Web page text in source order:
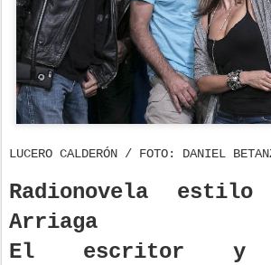
LUCERO CALDERÓN / FOTO: DANIEL
Radionovela estilo
Arriaga
El escritor y